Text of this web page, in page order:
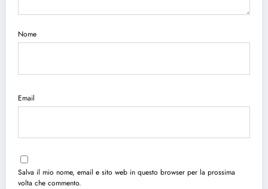
Nome
Email
Salva il mio nome, email e sito web in questo browser per la prossima
volta che commento.